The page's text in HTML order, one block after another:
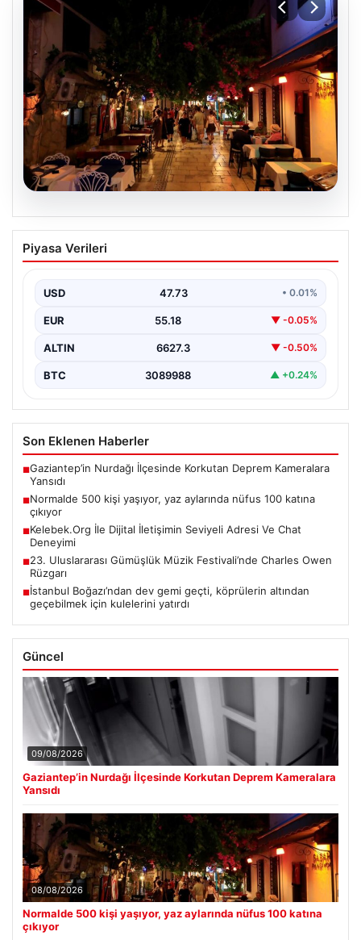
Normalde 500 kişi yaşıyor, yaz
aylarında nüfus 100 katına çıkıyor
Gözlemlenmesi", "content": "Antalya'nın tarih ve kültür
açısından…
Piyasa Verileri
USD 47.73 • 0.01%
EUR 55.18 ▼ -0.05%
ALTIN 6627.3 ▼ -0.50%
BTC 3089988 ▲ +0.24%
Son Eklenen Haberler
■Gaziantep’in Nurdağı İlçesinde Korkutan Deprem Kameralara
Yansıdı
■Normalde 500 kişi yaşıyor, yaz aylarında nüfus 100 katına
çıkıyor
■Kelebek.Org İle Dijital İletişimin Seviyeli Adresi Ve Chat
Deneyimi
■23. Uluslararası Gümüşlük Müzik Festivali’nde Charles Owen
Rüzgarı
■İstanbul Boğazı’ndan dev gemi geçti, köprülerin altından
geçebilmek için kulelerini yatırdı
Güncel
09/08/2026
Gaziantep’in Nurdağı İlçesinde Korkutan Deprem Kameralara
Yansıdı
08/08/2026
Normalde 500 kişi yaşıyor, yaz aylarında nüfus 100 katına
çıkıyor